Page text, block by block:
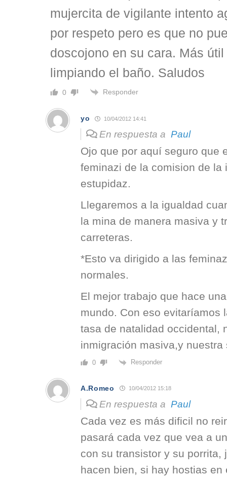
mujercita de vigilante intento
por respeto pero es que no
doscojono en su cara. Más
limpiando el baño. Saludos
0 Responder
yo 10/04/2012 14:41
En respuesta a Paul
Ojo que por aquí seguro que
feminazi de la comision de la
estupidaz.
Llegaremos a la igualdad
la mina de manera masiva y
carreteras.
*Esto va dirigido a las
normales.
El mejor trabajo que hace
mundo. Con eso evitaríamos
tasa de natalidad occidental,
inmigración masiva,y
0 Responder
A.Romeo 10/04/2012 15:18
En respuesta a Paul
Cada vez es más dificil no
pasará cada vez que vea a
con su transistor y su porrita,
hacen bien, si hay hostias